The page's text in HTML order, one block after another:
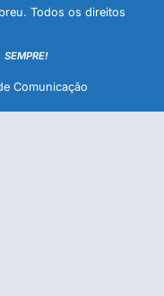
Todos os direitos
SEMPRE!
Comunicação